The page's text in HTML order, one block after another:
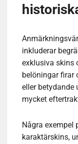
inkluderar
exklusiva skins
belöningar firar
eller betydande
mycket
Några exempel
karaktärskins,